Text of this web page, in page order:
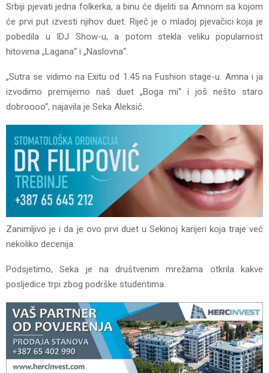
Srbiji pjevati jedna folkerka, a binu će dijeliti sa Amnom sa kojom
će prvi put izvesti njihov duet. Riječ je o mladoj pjevačici koja je
pobedila u IDJ Show-u, a potom stekla veliku popularnost
hitovima „Lagana“ i „Naslovna“.
„Sutra se vidimo na Exitu od 1.45 na Fushion stage-u. Amna i ja
izvodimo premijerno naš duet „Boga mi“ i još nešto staro
dobroooo“, najavila je Seka Aleksić.
Zanimljivo je i da je ovo prvi duet u Sekinoj karijeri koja traje već
nekoliko decenija.
Podsjetimo, Seka je na društvenim mrežama otkrila kakve
posljedice trpi zbog podrške studentima.